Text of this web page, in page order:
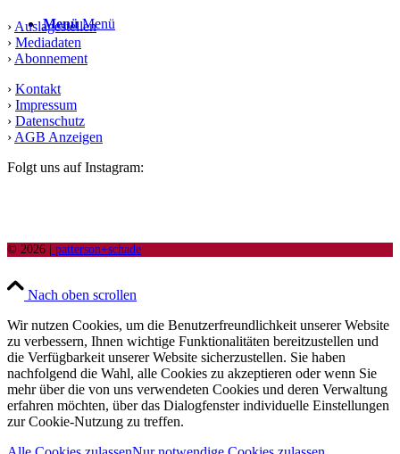
Menü Menü
› Auslagestellen
› Mediadaten
› Abonnement
› Kontakt
› Impressum
› Datenschutz
› AGB Anzeigen
Folgt uns auf Instagram:
© 2026 | patterson+schade
Nach oben scrollen
Wir nutzen Cookies, um die Benutzerfreundlichkeit unserer Website
zu verbessern, Ihnen wichtige Funktionalitäten bereitzustellen und
die Verfügbarkeit unserer Website sicherzustellen. Sie haben
nachfolgend die Wahl, alle Cookies zu akzeptieren oder wenn Sie
mehr über die von uns verwendeten Cookies und deren Verwaltung
erfahren möchten, über das Dialogfenster individuelle Einstellungen
zur Cookie-Nutzung zu treffen.